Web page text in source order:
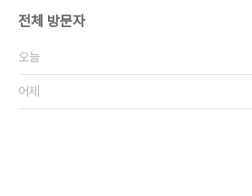
전체 방문자
오늘
어제